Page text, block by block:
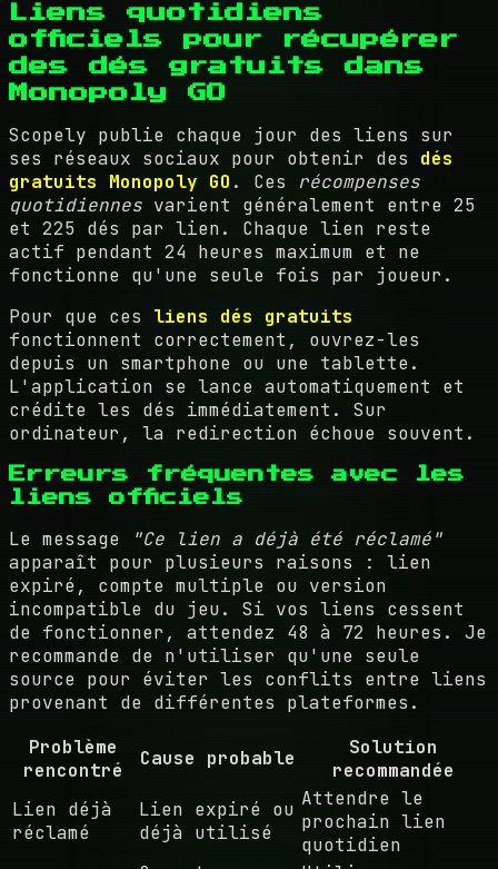
Liens quotidiens
officiels pour récupérer
des dés gratuits dans
Monopoly GO
Scopely publie chaque jour des liens sur
ses réseaux sociaux pour obtenir des dés
gratuits Monopoly GO . Ces récompenses
quotidiennes varient généralement entre 25
et 225 dés par lien. Chaque lien reste
actif pendant 24 heures maximum et ne
fonctionne qu'une seule fois par joueur.
Pour que ces liens dés gratuits
fonctionnent correctement, ouvrez-les
depuis un smartphone ou une tablette.
L'application se lance automatiquement et
crédite les dés immédiatement. Sur
ordinateur, la redirection échoue souvent.
Erreurs fréquentes avec les
liens officiels
Le message
"Ce lien a déjà été réclamé"
apparaît pour plusieurs raisons : lien
expiré, compte multiple ou version
incompatible du jeu. Si vos liens cessent
de fonctionner, attendez 48 à 72 heures. Je
recommande de n'utiliser qu'une seule
source pour éviter les conflits entre liens
provenant de différentes plateformes.
Problème
rencontré
Cause probable
Solution
recommandée
Lien déjà
réclamé
Lien expiré ou
déjà utilisé
Attendre le
prochain lien
quotidien